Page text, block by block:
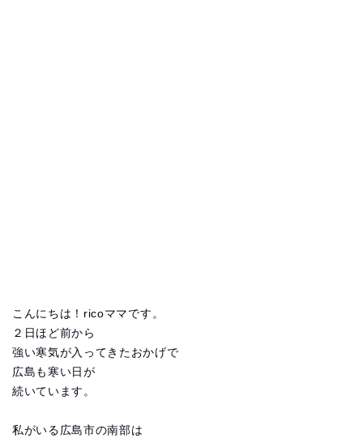
こんにちは！ricoママです。
２日ほど前から
強い寒気が入ってきたおかげで
広島も寒い日が
続いています。
私がいる広島市の南部は